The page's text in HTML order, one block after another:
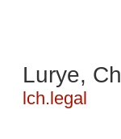
Lurye,
lch.legal